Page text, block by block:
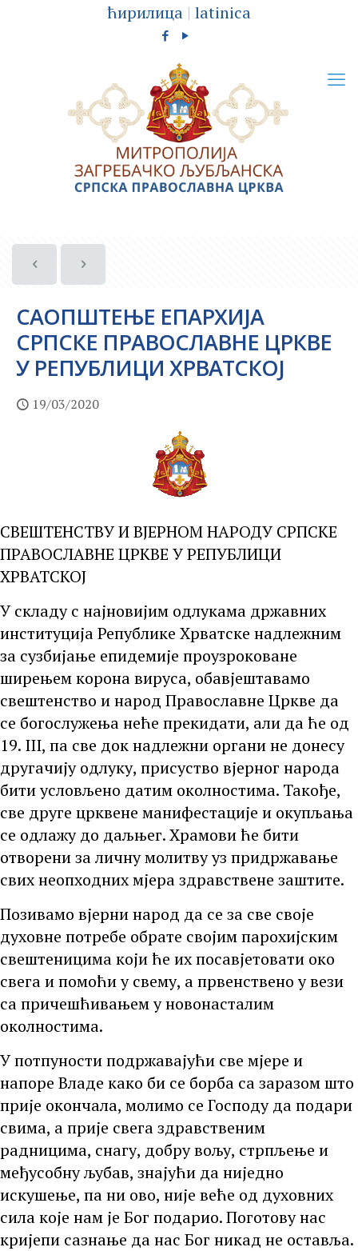
ћирилица | latinica
САОПШТЕЊЕ ЕПАРХИЈА
СРПСКЕ ПРАВОСЛАВНЕ ЦРКВЕ
У РЕПУБЛИЦИ ХРВАТСКОЈ
19/03/2020
СВЕШТЕНСТВУ И ВЈЕРНОМ НАРОДУ СРПСКЕ
ПРАВОСЛАВНЕ ЦРКВЕ У РЕПУБЛИЦИ
ХРВАТСКОЈ
У складу с најновијим одлукама државних
институција Републике Хрватске надлежним
за сузбијање епидемије проузроковане
ширењем корона вируса, обавјештавамо
свештенство и народ Православне Цркве да
се богослужења неће прекидати, али да ће од
19. III, па све док надлежни органи не донесу
другачију одлуку, присуство вјерног народа
бити условљено датим околностима. Такође,
све друге црквене манифестације и окупљања
се одлажу до даљњег. Храмови ће бити
отворени за личну молитву уз придржавање
свих неопходних мјера здравствене заштите.
Позивамо вјерни народ да се за све своје
духовне потребе обрате својим парохијским
свештеницима који ће их посавјетовати око
свега и помоћи у свему, а првенствено у вези
са причешћивањем у новонасталим
околностима.
У потпуности подржавајући све мјере и
напоре Владе како би се борба са заразом што
прије окончала, молимо се Господу да подари
свима, а прије свега здравственим
радницима, снагу, добру вољу, стрпљење и
међусобну љубав, знајући да ниједно
искушење, па ни ово, није веће од духовних
сила које нам је Бог подарио. Поготову нас
кријепи сазнање да нас Бог никад не оставља.